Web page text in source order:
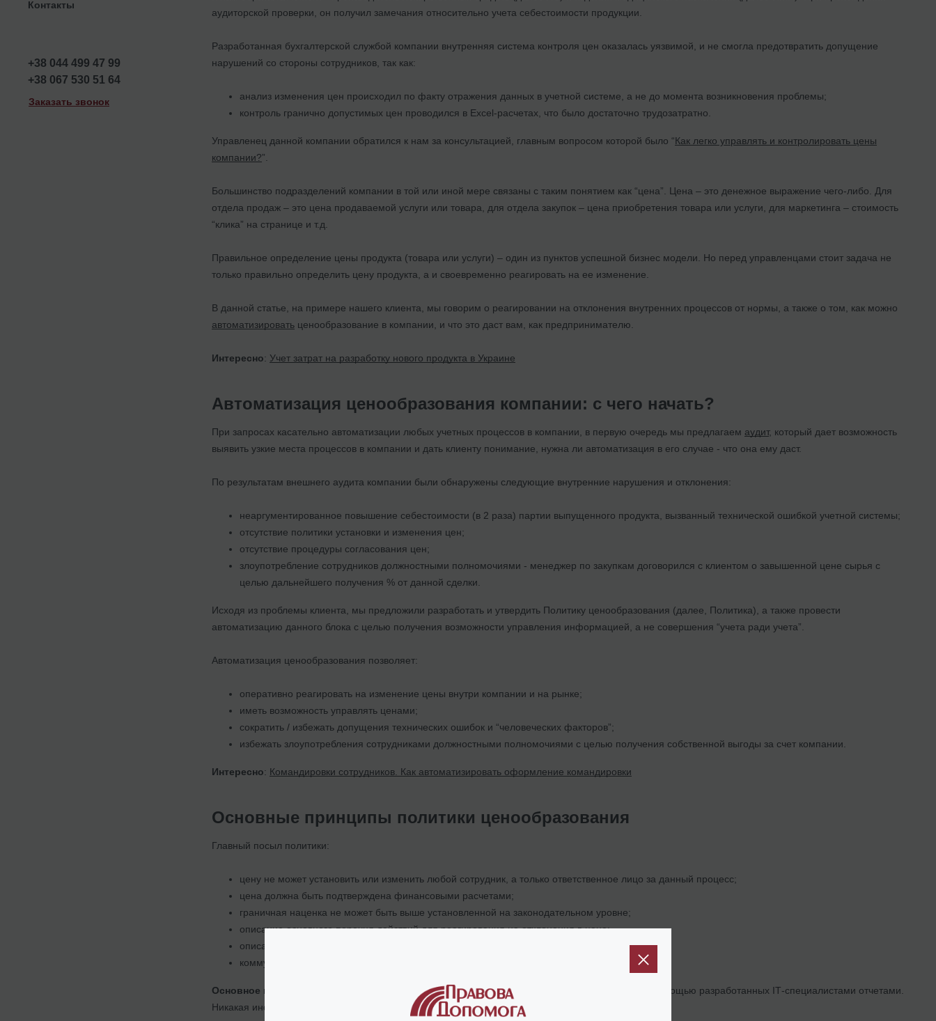
Контакты
+38 044 499 47 99
+38 067 530 51 64
Заказать звонок
аудиторской проверки, он получил замечания относительно учета себестоимости продукции.
Разработанная бухгалтерской службой компании внутренняя система контроля цен оказалась уязвимой, и не смогла предотвратить допущение
нарушений со стороны сотрудников, так как:
анализ изменения цен происходил по факту отражения данных в учетной системе, а не до момента возникновения проблемы;
контроль гранично допустимых цен проводился в Excel-расчетах, что было достаточно трудозатратно.
Управленец данной компании обратился к нам за консультацией, главным вопросом которой было “Как легко управлять и контролировать цены
компании?”.
Большинство подразделений компании в той или иной мере связаны с таким понятием как “цена”. Цена – это денежное выражение чего-либо. Для
отдела продаж – это цена продаваемой услуги или товара, для отдела закупок – цена приобретения товара или услуги, для маркетинга – стоимость
“клика” на странице и т.д.
Правильное определение цены продукта (товара или услуги) – один из пунктов успешной бизнес модели. Но перед управленцами стоит задача не
только правильно определить цену продукта, а и своевременно реагировать на ее изменение.
В данной статье, на примере нашего клиента, мы говорим о реагировании на отклонения внутренних процессов от нормы, а также о том, как можно
автоматизировать ценообразование в компании, и что это даст вам, как предпринимателю.
Интересно: Учет затрат на разработку нового продукта в Украине
Автоматизация ценообразования компании: с чего начать?
При запросах касательно автоматизации любых учетных процессов в компании, в первую очередь мы предлагаем аудит, который дает возможность
выявить узкие места процессов в компании и дать клиенту понимание, нужна ли автоматизация в его случае - что она ему даст.
По результатам внешнего аудита компании были обнаружены следующие внутренние нарушения и отклонения:
неаргументированное повышение себестоимости (в 2 раза) партии выпущенного продукта, вызванный технической ошибкой учетной системы;
отсутствие политики установки и изменения цен;
отсутствие процедуры согласования цен;
злоупотребление сотрудников должностными полномочиями - менеджер по закупкам договорился с клиентом о завышенной цене сырья с
целью дальнейшего получения % от данной сделки.
Исходя из проблемы клиента, мы предложили разработать и утвердить Политику ценообразования (далее, Политика), а также провести
автоматизацию данного блока с целью получения возможности управления информацией, а не совершения “учета ради учета”.
Автоматизация ценообразования позволяет:
оперативно реагировать на изменение цены внутри компании и на рынке;
иметь возможность управлять ценами;
сократить / избежать допущения технических ошибок и “человеческих факторов”;
избежать злоупотребления сотрудниками должностными полномочиями с целью получения собственной выгоды за счет компании.
Интересно: Командировки сотрудников. Как автоматизировать оформление командировки
Основные принципы политики ценообразования
Главный посыл политики:
цену не может установить или изменить любой сотрудник, а только ответственное лицо за данный процесс;
цена должна быть подтверждена финансовыми расчетами;
граничная наценка не может быть выше установленной на законодательном уровне;
описание основного перечня действий для реагирования на отклонения в цене;
описание процедуры установки цен при нетипичных ситуациях;
коммуникации отделов в процессе управления и изменения цен.
Основное правило автоматизации:
все расчеты и контроль проводятся в учетной системе с помощью разработанных ІТ-специалистами отчетами.
Никакая информация не сверяется вручную в Excel.